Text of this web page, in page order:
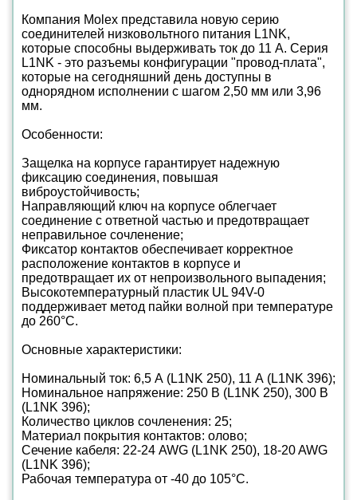
Компания Molex представила новую серию
соединителей низковольтного питания L1NK,
которые способны выдерживать ток до 11 А. Серия
L1NK - это разъемы конфигурации "провод-плата",
которые на сегодняшний день доступны в
однорядном исполнении с шагом 2,50 мм или 3,96
мм.
Особенности:
Защелка на корпусе гарантирует надежную
фиксацию соединения, повышая
виброустойчивость;
Направляющий ключ на корпусе облегчает
соединение с ответной частью и предотвращает
неправильное сочленение;
Фиксатор контактов обеспечивает корректное
расположение контактов в корпусе и
предотвращает их от непроизвольного выпадения;
Высокотемпературный пластик UL 94V-0
поддерживает метод пайки волной при температуре
до 260°C.
Основные характеристики:
Номинальный ток: 6,5 А (L1NK 250), 11 А (L1NK 396);
Номинальное напряжение: 250 В (L1NK 250), 300 В
(L1NK 396);
Количество циклов сочленения: 25;
Материал покрытия контактов: олово;
Сечение кабеля: 22-24 AWG (L1NK 250), 18-20 AWG
(L1NK 396);
Рабочая температура от -40 до 105°C.